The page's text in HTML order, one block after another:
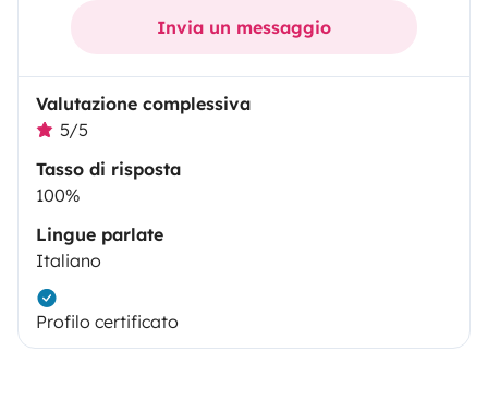
Invia un messaggio
Valutazione complessiva
5/5
Tasso di risposta
100%
Lingue parlate
Italiano
Profilo certificato